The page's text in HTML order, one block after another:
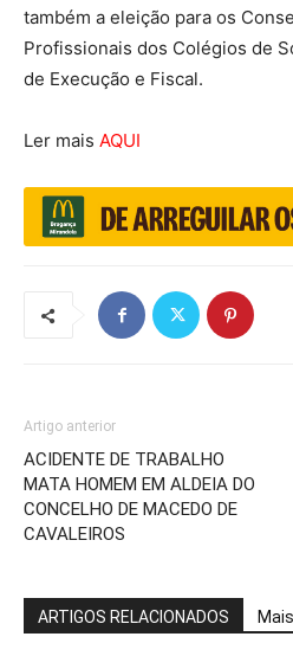
também a eleição para os
Profissionais dos Colégios de
de Execução e Fiscal.
Ler mais AQUI
Artigo anterior
ACIDENTE DE TRABALHO
MATA HOMEM EM ALDEIA DO
CONCELHO DE MACEDO DE
CAVALEIROS
ARTIGOS RELACIONADOS